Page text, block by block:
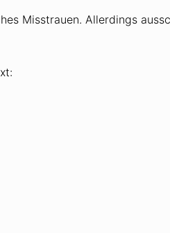
Misstrauen. Allerdings